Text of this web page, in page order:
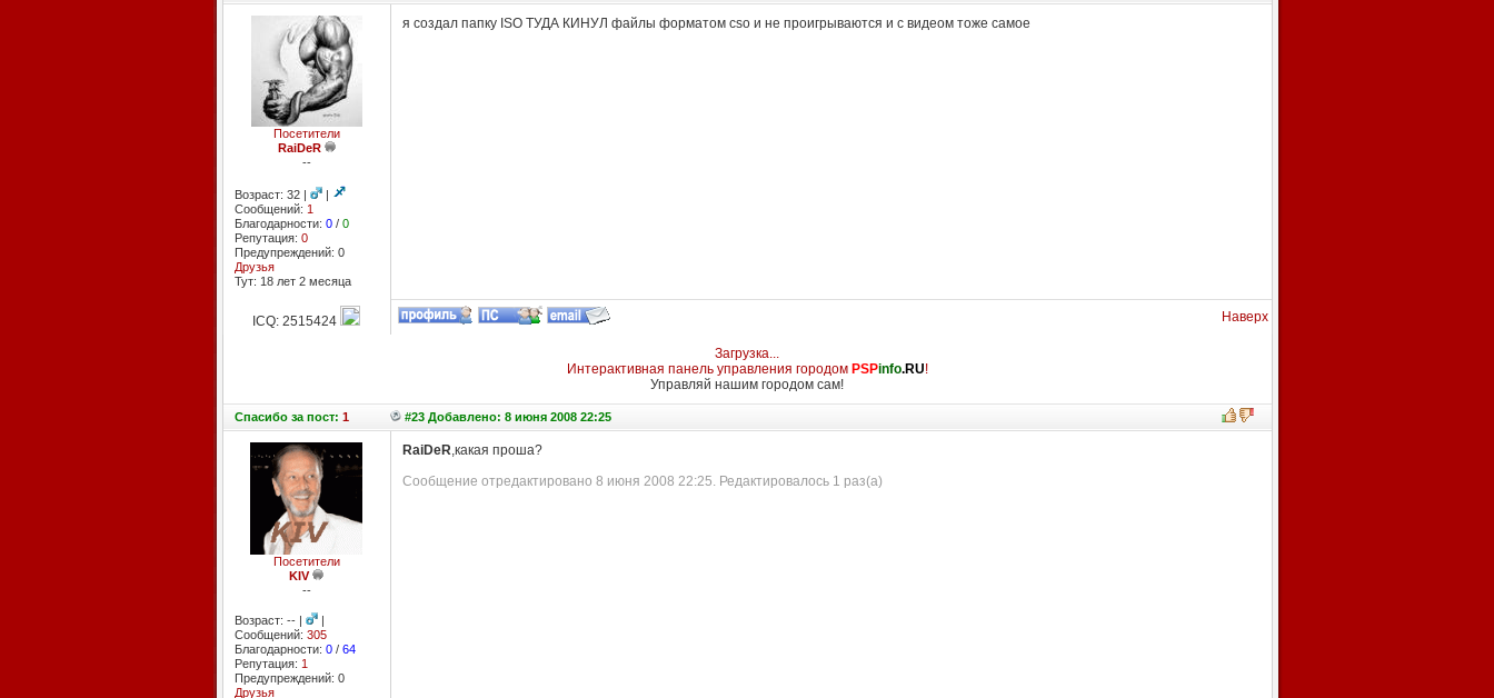
Посетители
RaiDeR
--
Возраст: 32 |
|
Сообщений: 1
Благодарности: 0/ 0
Репутация: 0
Предупреждений: 0
Друзья
Тут: 18 лет 2 месяцa
я создал папку ISO ТУДА КИНУЛ файлы форматом cso и не проигрываются и с видеом тоже самое
ICQ: 2515424 Наверх
Загрузка...
Интерактивная панель управления городом PSPinfo.RU!
Управляй нашим городом сам!
Спасибоза пост: 1 #23 Добавлено: 8 июня 2008 22:25
Посетители
KIV
--
Возраст: -- |
|
Сообщений: 305
Благодарности: 0/ 64
Репутация: 1
Предупреждений: 0
Друзья
RaiDeR,какая проша?
Сообщение отредактировано 8 июня 2008 22:25. Редактировалось 1 раз(а)